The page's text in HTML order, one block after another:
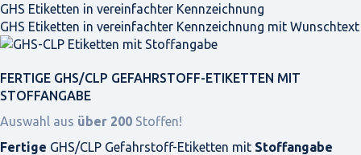
GHS Etiketten in vereinfachter Kennzeichnung
GHS Etiketten in vereinfachter Kennzeichnung mit Wunschtext
FERTIGE GHS/CLP GEFAHRSTOFF-ETIKETTEN MIT
STOFFANGABE
Auswahl aus über 200 Stoffen!
Fertige GHS/CLP Gefahrstoff-Etiketten mit Stoffangabe